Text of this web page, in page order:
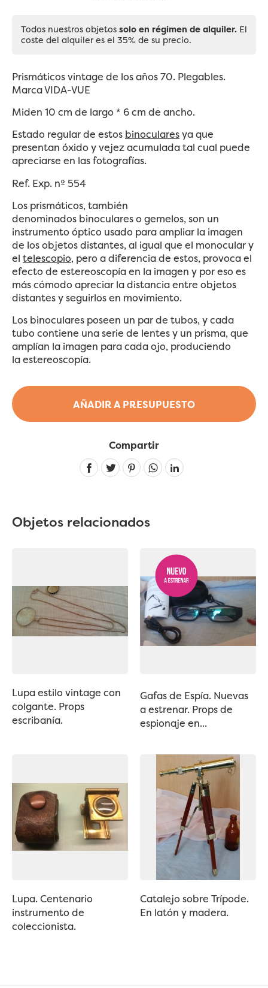
AÑADIR A PRESUPUESTO
Todos nuestros objetos solo en régimen de alquiler. El
coste del alquiler es el 35% de su precio.
Prismáticos vintage de los años 70. Plegables.
Marca VIDA-VUE
Miden 10 cm de largo * 6 cm de ancho.
Estado regular de estos binocularesya que
presentan óxido y vejez acumulada tal cual puede
apreciarse en las fotografías.
Ref. Exp. nº 554
Los prismáticos, también
denominados binoculares o gemelos, son un
instrumento óptico usado para ampliar la imagen
de los objetos distantes, al igual que el monocular y
el telescopio, pero a diferencia de estos, provoca el
efecto de estereoscopía en la imagen y por eso es
más cómodo apreciar la distancia entre objetos
distantes y seguirlos en movimiento.
Los binoculares poseen un par de tubos, y cada
tubo contiene una serie de lentes y un prisma, que
amplían la imagen para cada ojo, produciendo
la estereoscopía.
Compartir
Linkedin
Objetos relacionados
Lupa estilo vintage con
colgante. Props
escribanía.
Gafas de Espía. Nuevas
a estrenar. Props de
espionaje en...
Lupa. Centenario
instrumento de
coleccionista.
Catalejo sobre Trípode.
En latón y madera.